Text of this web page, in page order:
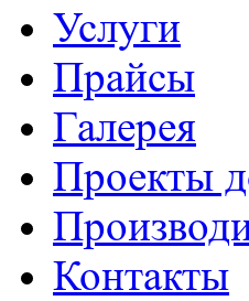
Услуги
Прайсы
Галерея
Проекты
Контакты